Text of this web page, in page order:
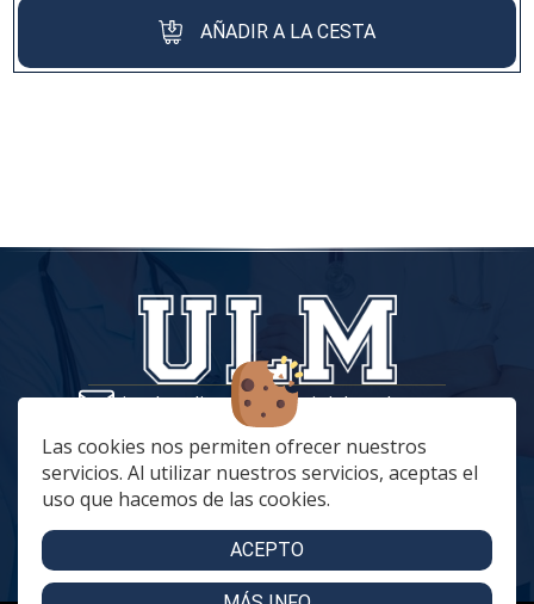
Las cookies nos permiten ofrecer nuestros
servicios. Al utilizar nuestros servicios, aceptas el
uso que hacemos de las cookies.
ACEPTO
AÑADIR A LA CESTA
tiendaonline@vestuariolaboralmc.com
928 67 70 47
lunes a Jueves: 8:00 a 16:00 | viernes: 8:00 a 15:00
C. Betania, 57, 35018 Las Palmas de Gran Canaria
C. Archivero Joaquín Blanco Montesdeoca, 20